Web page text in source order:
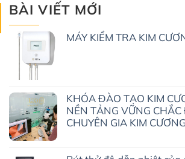
BÀI VIẾT MỚI
MÁY KIỂM TRA KIM
KHÓA ĐÀO TẠO KIM
NỀN TẢNG VỮNG
CHUYÊN GIA KIM CƯƠNG